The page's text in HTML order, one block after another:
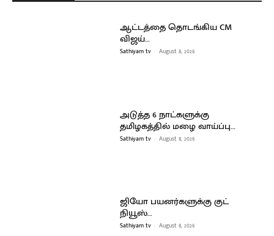
ஆட்டத்தை தொடங்கிய CM
விஜய்…
Sathiyam tv - August 8, 2026
அடுத்த 6 நாட்களுக்கு
தமிழகத்தில் மழை வாய்ப்பு…
Sathiyam tv - August 8, 2026
ஜியோ பயனர்களுக்கு குட்
நியூஸ்…
Sathiyam tv - August 8, 2026